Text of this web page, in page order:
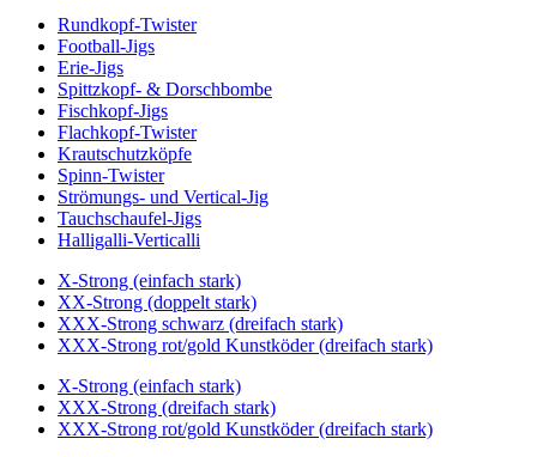
Rundkopf-Twister
Football-Jigs
Erie-Jigs
Spittzkopf- & Dorschbombe
Fischkopf-Jigs
Flachkopf-Twister
Krautschutzköpfe
Spinn-Twister
Strömungs- und Vertical-Jig
Tauchschaufel-Jigs
Halligalli-Verticalli
X-Strong (einfach stark)
XX-Strong (doppelt stark)
XXX-Strong schwarz (dreifach stark)
XXX-Strong rot/gold Kunstköder (dreifach stark)
X-Strong (einfach stark)
XXX-Strong (dreifach stark)
XXX-Strong rot/gold Kunstköder (dreifach stark)